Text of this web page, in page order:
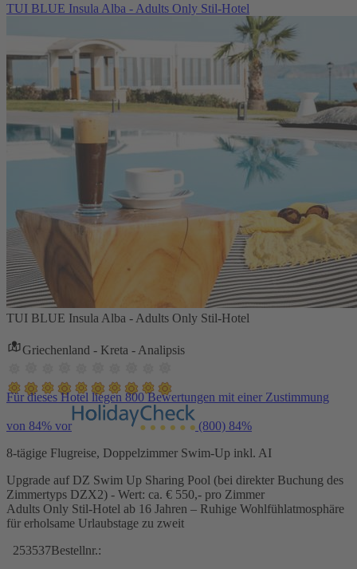
TUI BLUE Insula Alba - Adults Only Stil-Hotel
TUI BLUE Insula Alba - Adults Only Stil-Hotel
Griechenland - Kreta - Analipsis
Für dieses Hotel liegen 800 Bewertungen mit einer Zustimmung
von 84% vor (800) 84%
8-tägige Flugreise, Doppelzimmer Swim-Up inkl. AI
Upgrade auf DZ Swim Up Sharing Pool (bei direkter Buchung des
Zimmertyps DZX2) - Wert: ca. € 550,- pro Zimmer
Adults Only Stil-Hotel ab 16 Jahren – Ruhige Wohlfühlatmosphäre
für erholsame Urlaubstage zu zweit
253537Bestellnr.: